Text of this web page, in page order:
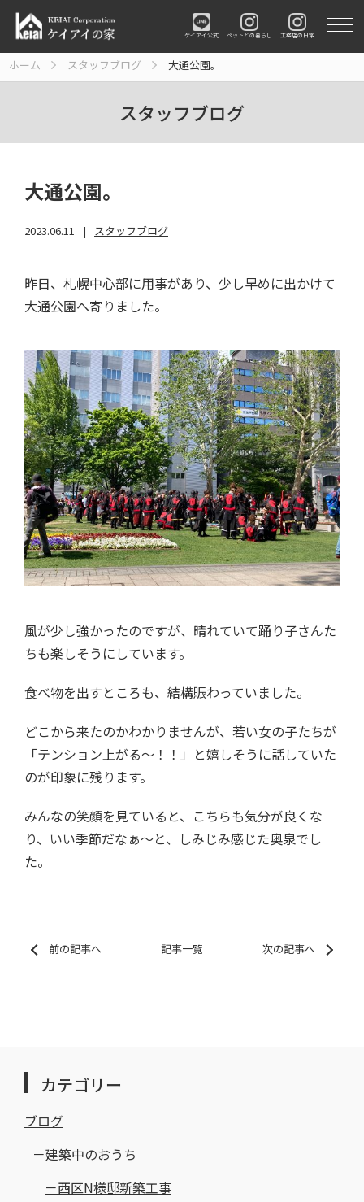
ケイアイ公式 ペットとの暮らし 工務店の日常
ホーム スタッフブログ 大通公園。
スタッフブログ
大通公園。
2023.06.11 スタッフブログ
昨日、札幌中心部に用事があり、少し早めに出かけて
大通公園へ寄りました。
風が少し強かったのですが、晴れていて踊り子さんた
ちも楽しそうにしています。
食べ物を出すところも、結構賑わっていました。
どこから来たのかわかりませんが、若い女の子たちが
「テンション上がる～！！」と嬉しそうに話していた
のが印象に残ります。
みんなの笑顔を見ていると、こちらも気分が良くな
り、いい季節だなぁ～と、しみじみ感じた奥泉でし
た。
前の記事へ 記事一覧 次の記事へ
カテゴリー
ブログ
建築中のおうち
西区N様邸新築工事